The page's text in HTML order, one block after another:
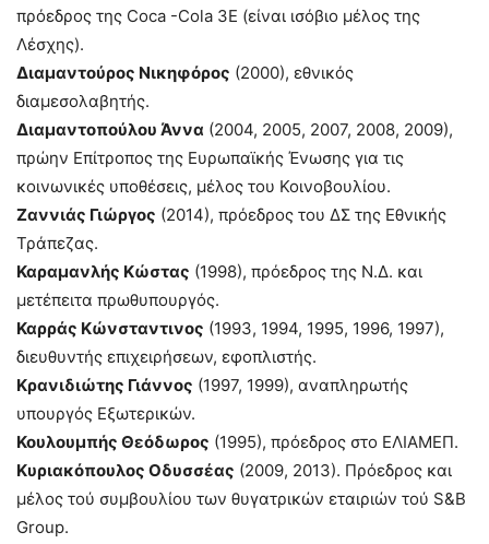
πρόεδρος της Coca -Cola 3Ε (είναι ισόβιο μέλος της
Λέσχης).
Διαμαντούρος Νικηφόρος (2000), εθνικός
διαμεσολαβητής.
Διαμαντοπούλου Άννα (2004, 2005, 2007, 2008, 2009),
πρώην Επίτροπος της Ευρωπαϊκής Ένωσης για τις
κοινωνικές υποθέσεις, μέλος του Κοινοβουλίου.
Ζαννιάς Γιώργος (2014), πρόεδρος του ΔΣ της Εθνικής
Τράπεζας.
Καραμανλής Κώστας (1998), πρόεδρος της Ν.Δ. και
μετέπειτα πρωθυπουργός.
Καρράς Κώνσταντινος (1993, 1994, 1995, 1996, 1997),
διευθυντής επιχειρήσεων, εφοπλιστής.
Κρανιδιώτης Γιάννος (1997, 1999), αναπληρωτής
υπουργός Εξωτερικών.
Κουλουμπής Θεόδωρος (1995), πρόεδρος στο ΕΛΙΑΜΕΠ.
Κυριακόπουλος Οδυσσέας (2009, 2013). Πρόεδρος και
μέλος τού συμβουλίου των θυγατρικών εταιριών τού S&B
Group.